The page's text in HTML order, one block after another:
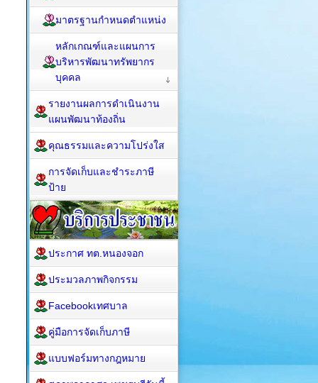
มาตรฐานกำหนดตำแหน่ง
หลักเกณฑ์และแผนการ
บริหารพัฒนาทรัพยากร
บุคคล
รายงานผลการดำเนินงาน
แผนพัฒนาท้องถิ่น
คุณธรรมและความโปร่งใส
การจัดเก็บและชำระภาษี
ป้าย
ประกาศ ทต.หนองจอก
ประมวลภาพกิจกรรม
Facebookเทศบาล
คู่มือการจัดเก็บภาษี
แบบฟอร์มทางกฎหมาย